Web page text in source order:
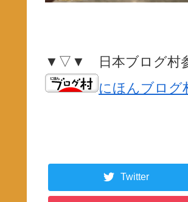
▼▽▼ 日本ブログ村
にほんブログ
Twitter